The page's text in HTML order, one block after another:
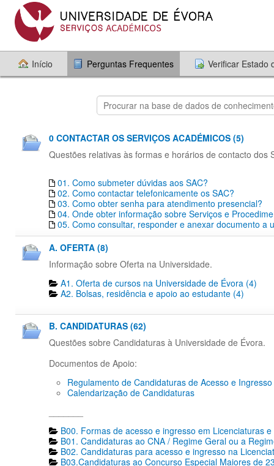
Início Perguntas Frequentes Verificar Estado
0 CONTACTAR OS SERVIÇOS ACADÉMICOS (5)
Questões relativas às formas e horários de contacto dos
01. Como submeter dúvidas aos SAC?
02. Como contactar telefonicamente os SAC?
03. Como obter senha para atendimento presencial?
04. Onde obter informação sobre Serviços e
05. Como consultar, responder e anexar documento a
A. OFERTA (8)
Informação sobre Oferta na Universidade.
A1. Oferta de cursos na Universidade de Évora (4)
A2. Bolsas, residência e apoio ao estudante (4)
B. CANDIDATURAS (62)
Questões sobre Candidaturas à Universidade de Évora.
Documentos de Apoio:
Regulamento de Candidaturas de Acesso e Ingresso
Calendarização de Candidaturas
B00. Formas de acesso e ingresso em Licenciaturas
B01. Candidaturas ao CNA / Regime Geral ou a
B02. Candidaturas para acesso e ingresso na
B03.Candidaturas ao Concurso Especial Maiores de